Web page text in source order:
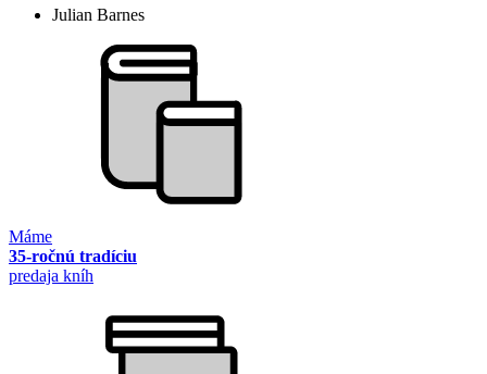
Julian Barnes
Máme
35-ročnú tradíciu
predaja kníh